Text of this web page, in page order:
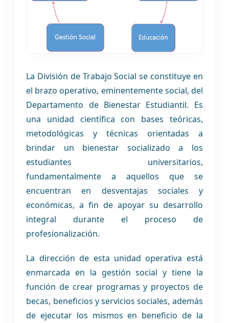
La División de Trabajo Social se constituye en
el brazo operativo, eminentemente social, del
Departamento de Bienestar Estudiantil. Es
una unidad científica con bases teóricas,
metodológicas y técnicas orientadas a
brindar un bienestar socializado a los
estudiantes universitarios,
fundamentalmente a aquellos que se
encuentran en desventajas sociales y
económicas, a fin de apoyar su desarrollo
integral durante el proceso de
profesionalización.
La dirección de esta unidad operativa está
enmarcada en la gestión social y tiene la
función de crear programas y proyectos de
becas, beneficios y servicios sociales, además
de ejecutar los mismos en beneficio de la